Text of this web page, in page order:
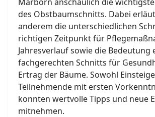
des Obstbaumschnitts. Dabei
anderem die unterschiedlichen
richtigen Zeitpunkt für
Jahresverlauf sowie die Bedeutung
fachgerechten Schnitts für
Ertrag der Bäume. Sowohl
Teilnehmende mit ersten
konnten wertvolle Tipps und neue
mitnehmen.